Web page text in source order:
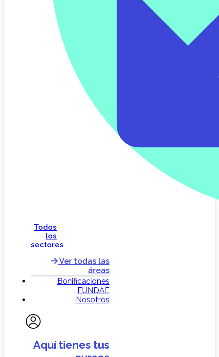
Todos
los
sectores
Ver todas las
áreas
Bonificaciones
FUNDAE
Nosotros